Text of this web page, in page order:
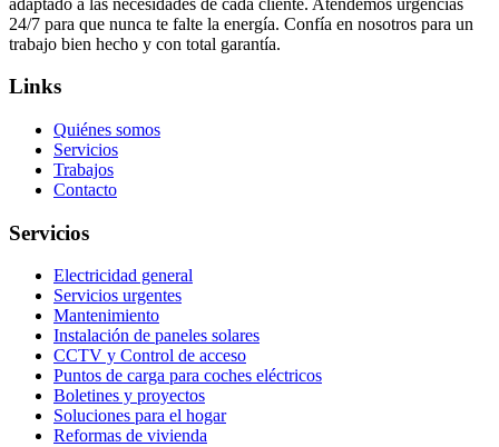
24/7 para que nunca te falte la energía. Confía en nosotros para un
trabajo bien hecho y con total garantía.
Links
Quiénes somos
Servicios
Trabajos
Contacto
Servicios
Electricidad general
Servicios urgentes
Mantenimiento
Instalación de paneles solares
CCTV y Control de acceso
Puntos de carga para coches eléctricos
Boletines y proyectos
Soluciones para el hogar
Reformas de vivienda